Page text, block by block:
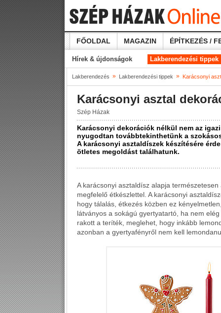
FŐOLDAL MAGAZIN ÉPÍTKEZÉS /
Hírek & újdonságok Lakberendezési tippek
Lakberendezés » Lakberendezési tippek » Karácsonyi
Karácsonyi asztal
Szép Házak
Karácsonyi dekorációk nélkül nem az
nyugodtan továbbtekinthetünk a
A karácsonyi asztaldíszek készítésére
ötletes megoldást találhatunk.
A karácsonyi asztaldísz alapja
megfelelő étkészlettel. A karácsonyi
hogy tálalás, étkezés közben ez
látványos a sokágú gyertyatartó, ha nem
rakott a teríték, meglehet, hogy inkább
azonban a gyertyafényről nem kell